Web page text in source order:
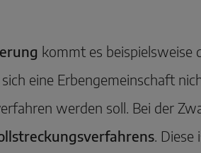
kommt es beispielsweise
eine Erbengemeinschaft
werden soll. Bei der
. Diese